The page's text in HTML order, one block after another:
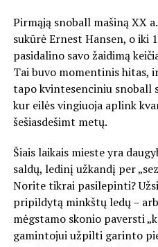
Pirmąją snoball mašiną XX
sukūrė Ernest Hansen, o iki
pasidalino savo žaidimą
Tai buvo momentinis hitas,
tapo kvintesenciniu snoball
kur eilės vingiuoja aplink
šešiasdešimt metų.
Šiais laikais mieste yra
saldų, ledinį užkandį per
Norite tikrai pasilepinti?
pripildytą minkštų ledų –
mėgstamo skonio paversti
gamintojui užpilti garinto